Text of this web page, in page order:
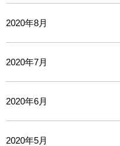
2020年8月
2020年7月
2020年6月
2020年5月